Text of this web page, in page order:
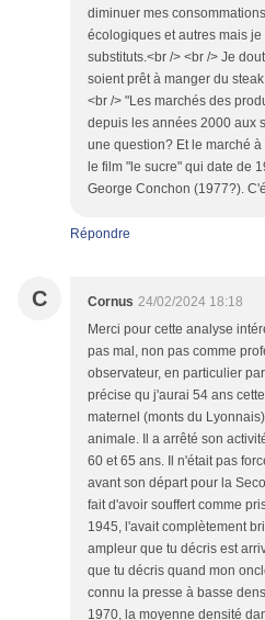
diminuer mes
écologiques et autres mais
substituts.<br /> <br /> Je
soient prêt à manger du
<br /> "Les marchés des
depuis les années 2000 aux
une question? Et le marché
le film "le sucre" qui date de
George Conchon (1977?).
Répondre
C Cornus 24/02/2024 18:18
Merci pour cette analyse
pas mal, non pas comme
observateur, en particulier
précise qu j'aurai 54 ans
maternel (monts du
animale. Il a arrêté son
60 et 65 ans. Il n'était pas
avant son départ pour la
fait d'avoir souffert comme
1945, l'avait complètement
ampleur que tu décris est
que tu décris quand mon
connu la presse à basse
1970, la moyenne densité